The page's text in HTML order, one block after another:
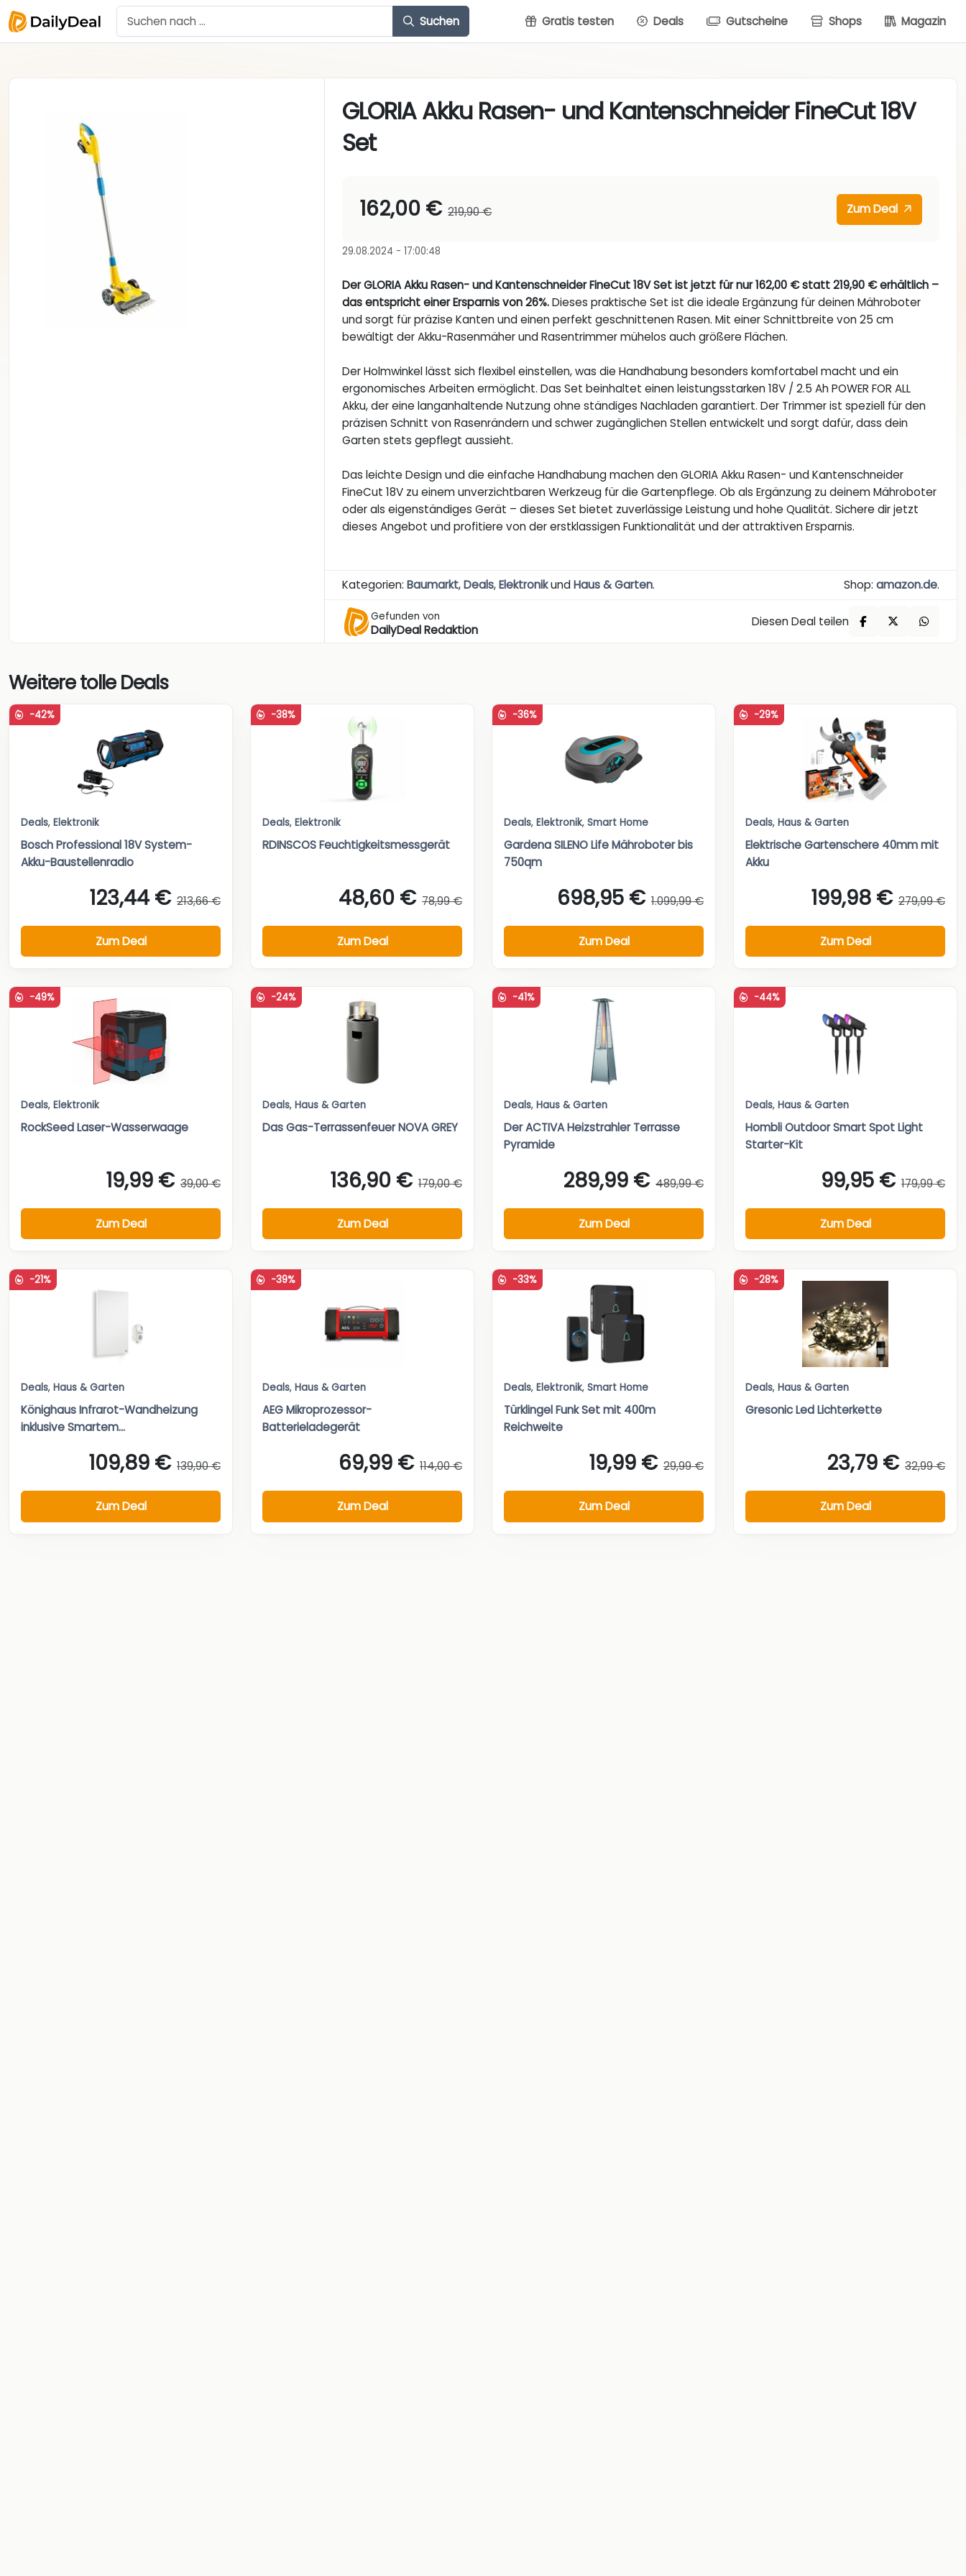
Suchen Gratis testen Deals Gutscheine Shops Magazin
GLORIA Akku Rasen- und Kantenschneider FineCut 18V
Set
162,00 € 219,90 € Zum Deal
29.08.2024 - 17:00:48
Der GLORIA Akku Rasen- und Kantenschneider FineCut 18V Set ist jetzt für nur 162,00 € statt 219,90 € erhältlich –
das entspricht einer Ersparnis von 26%.Dieses praktische Set ist die ideale Ergänzung für deinen Mähroboter
und sorgt für präzise Kanten und einen perfekt geschnittenen Rasen. Mit einer Schnittbreite von 25 cm
bewältigt der Akku-Rasenmäher und Rasentrimmer mühelos auch größere Flächen.
Der Holmwinkel lässt sich flexibel einstellen, was die Handhabung besonders komfortabel macht und ein
ergonomisches Arbeiten ermöglicht. Das Set beinhaltet einen leistungsstarken 18V / 2.5 Ah POWER FOR ALL
Akku, der eine langanhaltende Nutzung ohne ständiges Nachladen garantiert. Der Trimmer ist speziell für den
präzisen Schnitt von Rasenrändern und schwer zugänglichen Stellen entwickelt und sorgt dafür, dass dein
Garten stets gepflegt aussieht.
Das leichte Design und die einfache Handhabung machen den GLORIA Akku Rasen- und Kantenschneider
FineCut 18V zu einem unverzichtbaren Werkzeug für die Gartenpflege. Ob als Ergänzung zu deinem Mähroboter
oder als eigenständiges Gerät – dieses Set bietet zuverlässige Leistung und hohe Qualität. Sichere dir jetzt
dieses Angebot und profitiere von der erstklassigen Funktionalität und der attraktiven Ersparnis.
Kategorien:Baumarkt,Deals,ElektronikundHaus & Garten. Shop: amazon.de.
Gefunden von
DailyDeal Redaktion
Diesen Deal teilen
Weitere tolle Deals
-42%
Deals, Elektronik
Bosch Professional 18V System-
Akku-Baustellenradio
123,44 € 213,66 €
Zum Deal
-38%
Deals, Elektronik
RDINSCOS Feuchtigkeitsmessgerät
48,60 € 78,99 €
Zum Deal
-36%
Deals, Elektronik, Smart Home
Gardena SILENO Life Mähroboter bis
750qm
698,95 € 1.099,99 €
Zum Deal
-29%
Deals, Haus & Garten
Elektrische Gartenschere 40mm mit
Akku
199,98 € 279,99 €
Zum Deal
-49%
Deals, Elektronik
RockSeed Laser-Wasserwaage
19,99 € 39,00 €
Zum Deal
-24%
Deals, Haus & Garten
Das Gas-Terrassenfeuer NOVA GREY
136,90 € 179,00 €
Zum Deal
-41%
Deals, Haus & Garten
Der ACTIVA Heizstrahler Terrasse
Pyramide
289,99 € 489,99 €
Zum Deal
-44%
Deals, Haus & Garten
Hombli Outdoor Smart Spot Light
Starter-Kit
99,95 € 179,99 €
Zum Deal
-21%
Deals, Haus & Garten
Könighaus Infrarot-Wandheizung
inklusive Smartem...
109,89 € 139,90 €
Zum Deal
-39%
Deals, Haus & Garten
AEG Mikroprozessor-
Batterieladegerät
69,99 € 114,00 €
Zum Deal
-33%
Deals, Elektronik, Smart Home
Türklingel Funk Set mit 400m
Reichweite
19,99 € 29,99 €
Zum Deal
-28%
Deals, Haus & Garten
Gresonic Led Lichterkette
23,79 € 32,99 €
Zum Deal